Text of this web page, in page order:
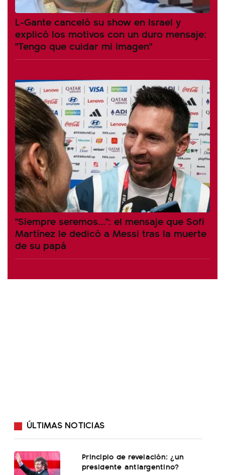
L-Gante canceló su show en Israel y
explicó los motivos con un duro mensaje:
"Tengo que cuidar mi imagen"
"Siempre seremos...": el mensaje que Sofi
Martínez le dedicó a Messi tras la muerte
de su papá
ÚLTIMAS NOTICIAS
Principio de revelación: ¿un
presidente antiargentino?